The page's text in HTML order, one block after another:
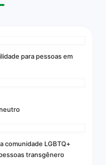
para pessoas em
comunidade LGBTQ+
transgênero